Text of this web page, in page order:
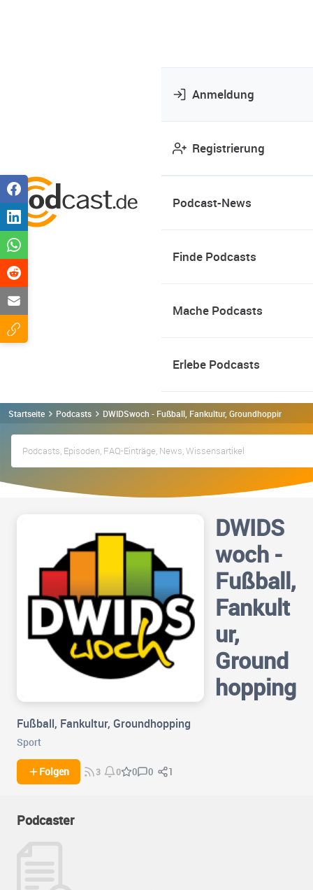
Anmeldung
Registrierung
Podcast-News
Finde Podcasts
Mache Podcasts
Erlebe Podcasts
Startseite Podcasts DWIDSwoch - Fußball, Fankultur, Groundhopping
DWIDS
woch -
Fußball,
Fankult
ur,
Ground
hopping
Fußball, Fankultur, Groundhopping
Sport
Folgen 3 0 0 0 1
Podcaster